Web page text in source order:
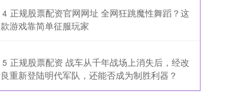
4 ​正规股票配资官网网址 全网狂跳魔性舞蹈？这
款游戏靠简单征服玩家
5 ​正规股票配资 战车从千年战场上消失后，经改
良重新登陆明代军队，还能否成为制胜利器？